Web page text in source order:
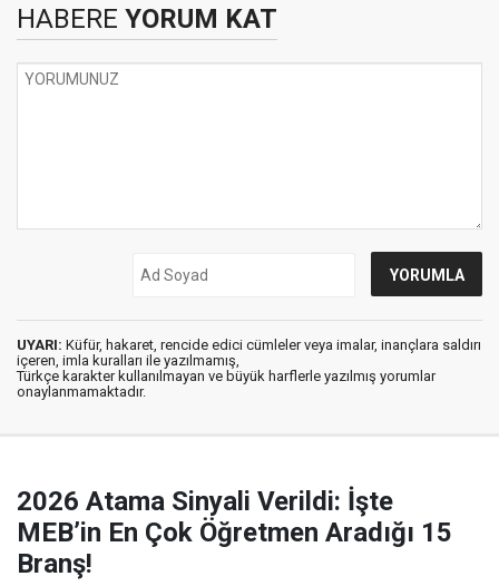
HABERE YORUM KAT
UYARI: Küfür, hakaret, rencide edici cümleler veya imalar, inançlara saldırı
içeren, imla kuralları ile yazılmamış,
Türkçe karakter kullanılmayan ve büyük harflerle yazılmış yorumlar
onaylanmamaktadır.
2026 Atama Sinyali Verildi: İşte
MEB’in En Çok Öğretmen Aradığı 15
Branş!